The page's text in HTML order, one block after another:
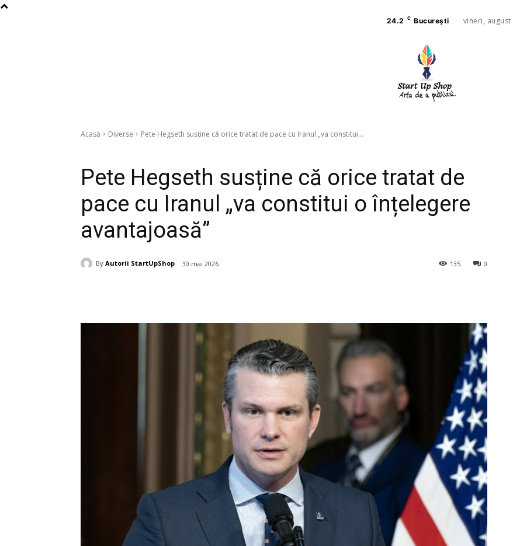
24.2 C București vineri, august
Acasă Diverse Pete Hegseth susține că orice tratat de pace cu Iranul „va constitui...
Pete Hegseth susține că orice tratat de
pace cu Iranul „va constitui o înțelegere
avantajoasă”
By Autorii StartUpShop 30 mai 2026 0
135